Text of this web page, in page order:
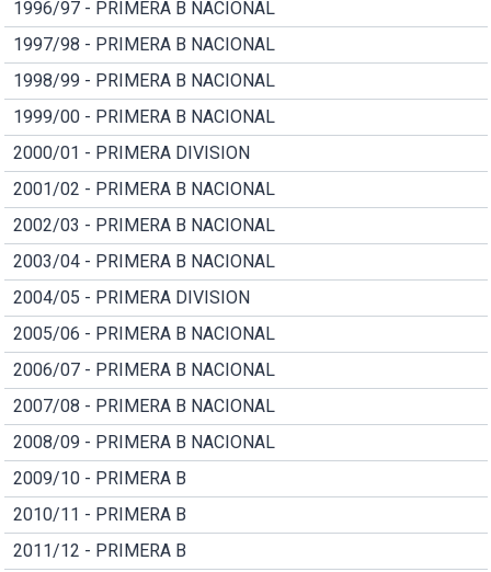
1996/97 - PRIMERA B NACIONAL
1997/98 - PRIMERA B NACIONAL
1998/99 - PRIMERA B NACIONAL
1999/00 - PRIMERA B NACIONAL
2000/01 - PRIMERA DIVISION
2001/02 - PRIMERA B NACIONAL
2002/03 - PRIMERA B NACIONAL
2003/04 - PRIMERA B NACIONAL
2004/05 - PRIMERA DIVISION
2005/06 - PRIMERA B NACIONAL
2006/07 - PRIMERA B NACIONAL
2007/08 - PRIMERA B NACIONAL
2008/09 - PRIMERA B NACIONAL
2009/10 - PRIMERA B
2010/11 - PRIMERA B
2011/12 - PRIMERA B